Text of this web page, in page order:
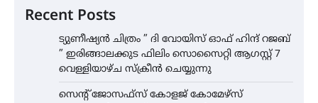
Recent Posts
ട്യുണീഷ്യൻ ചിത്രം ” ദി വോയിസ് ഓഫ് ഹിന്ദ് റജബ്
” ഇരിങ്ങാലക്കുട ഫിലിം സൊസൈറ്റി ആഗസ്റ്റ് 7
വെള്ളിയാഴ്ച സ്‌ക്രീൻ ചെയ്യുന്നു
സെന്റ് ജോസഫ്സ് കോളജ് കോമേഴ്‌സ്